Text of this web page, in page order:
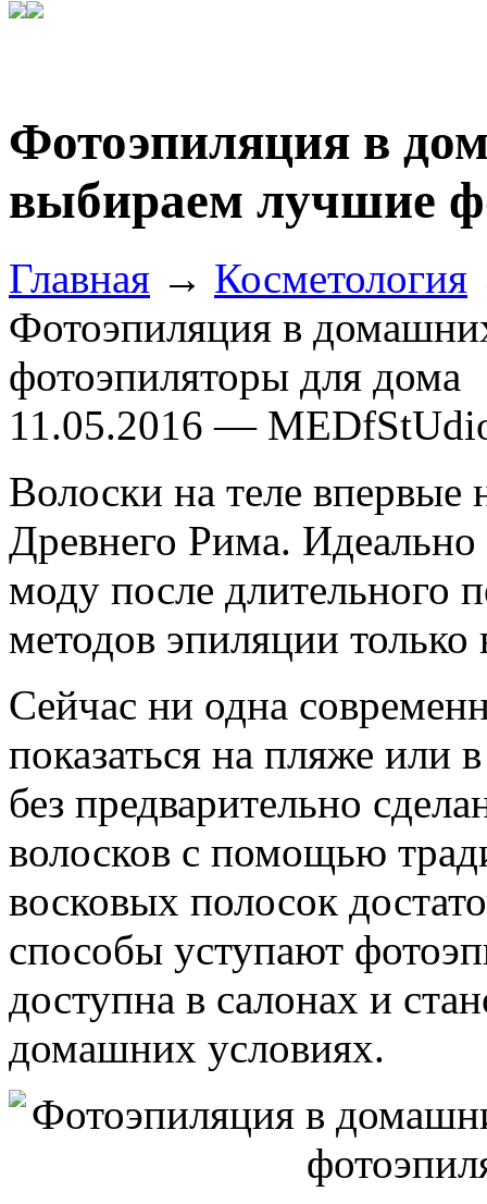
Фотоэпиляция в
выбираем лучшие
Главная → Косметология
Фотоэпиляция в
фотоэпиляторы для дома
11.05.2016 —
Волоски на теле впервые
Древнего Рима. Идеально
моду после длительного
методов эпиляции
Сейчас ни одна
показаться на пляже или
без предварительно
волосков с помощью
восковых полосок
способы уступают
доступна в салонах и
домашних условиях.